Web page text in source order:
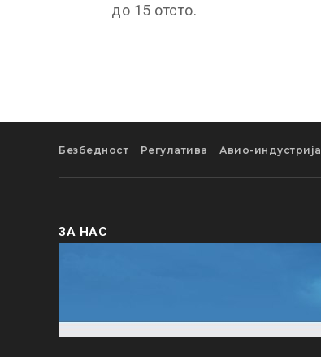
до 15 отсто.
Безбедност Регулатива Авио-индустрија
ЗА НАС